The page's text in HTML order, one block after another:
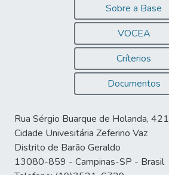
Sobre a Base
VOCEA
Críterios
Documentos
Rua Sérgio Buarque de Holanda, 421
Cidade Univesitária Zeferino Vaz
Distrito de Barão Geraldo
13080-859 - Campinas-SP - Brasil